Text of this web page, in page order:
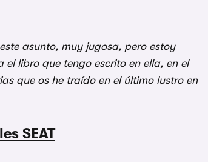
asunto, muy jugosa, pero estoy
el libro que tengo escrito en ella, en el
que os he traído en el último lustro en
SEAT